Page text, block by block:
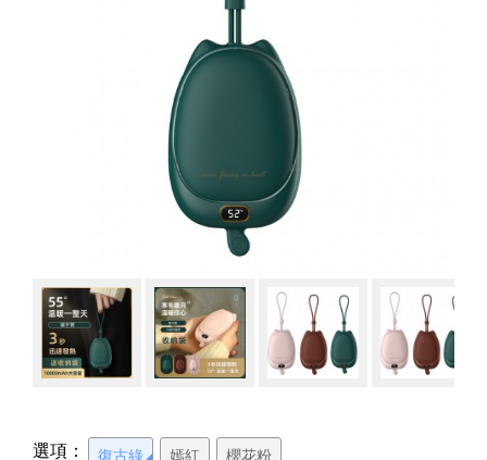
選項： 復古綠 嫣紅 櫻花粉